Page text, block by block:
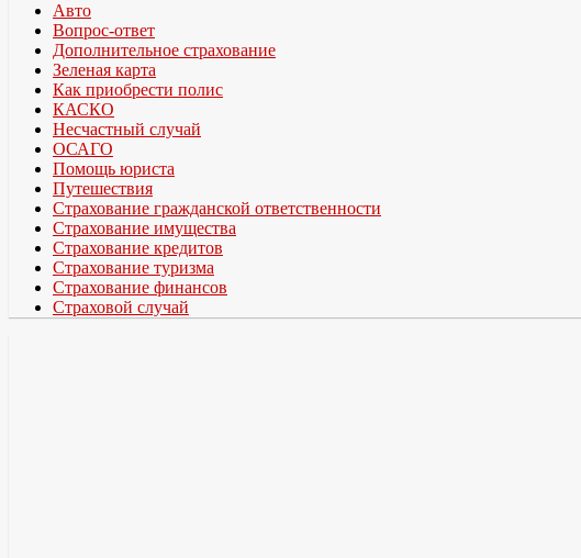
Авто
Вопрос-ответ
Дополнительное страхование
Зеленая карта
Как приобрести полис
КАСКО
Несчастный случай
ОСАГО
Помощь юриста
Путешествия
Страхование гражданской ответственности
Страхование имущества
Страхование кредитов
Страхование туризма
Страхование финансов
Страховой случай